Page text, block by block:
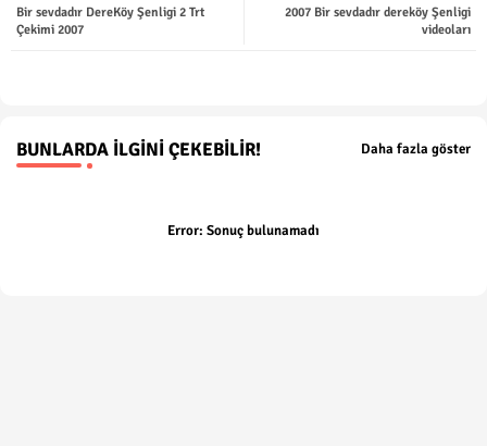
ter
2007 Bir sevdadır dereköy Şenligi
videoları
Bir sevdadır DereKöy Şenligi 2 Trt
Çekimi 2007
BUNLARDA İLGINI ÇEKEBILIR! Daha fazla göster
Error: Sonuç bulunamadı